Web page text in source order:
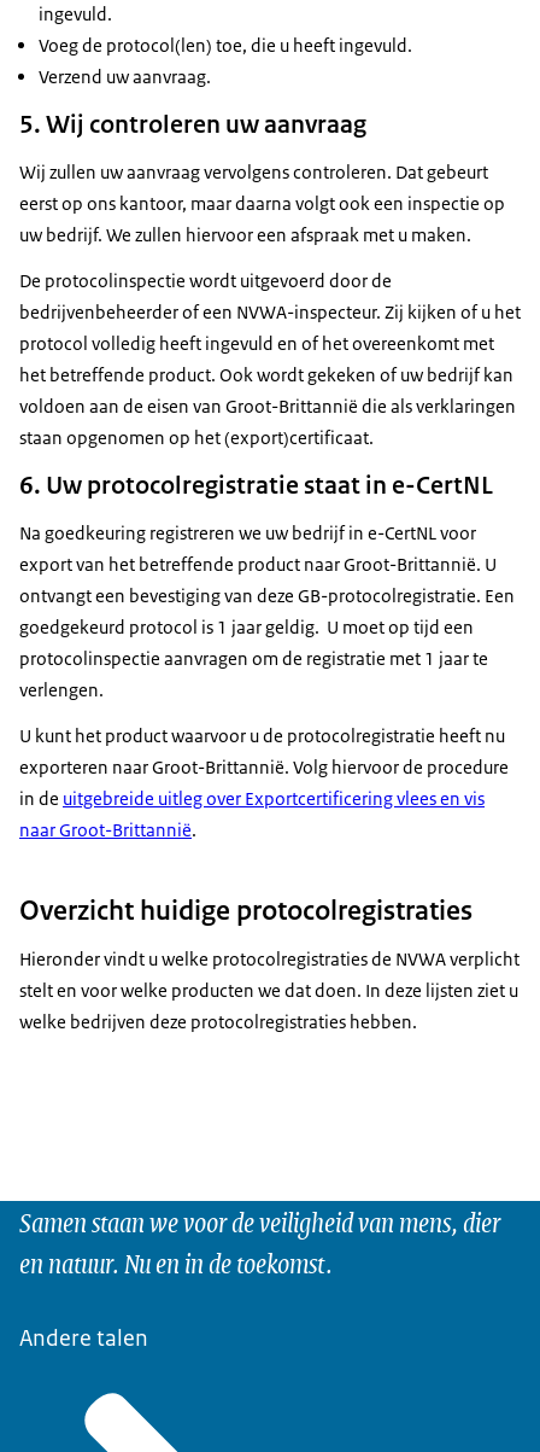
ingevuld.
Voeg de protocol(len) toe, die u heeft ingevuld.
Verzend uw aanvraag.
5. Wij controleren uw aanvraag
Wij zullen uw aanvraag vervolgens controleren. Dat gebeurt
eerst op ons kantoor, maar daarna volgt ook een inspectie op
uw bedrijf. We zullen hiervoor een afspraak met u maken.
De protocolinspectie wordt uitgevoerd door de
bedrijvenbeheerder of een NVWA-inspecteur. Zij kijken of u het
protocol volledig heeft ingevuld en of het overeenkomt met
het betreffende product. Ook wordt gekeken of uw bedrijf kan
voldoen aan de eisen van Groot-Brittannië die als verklaringen
staan opgenomen op het (export)certificaat.
6. Uw protocolregistratie staat in e-CertNL
Na goedkeuring registreren we uw bedrijf in e-CertNL voor
export van het betreffende product naar Groot-Brittannië. U
ontvangt een bevestiging van deze GB-protocolregistratie. Een
goedgekeurd protocol is 1 jaar geldig. U moet op tijd een
protocolinspectie aanvragen om de registratie met 1 jaar te
verlengen.
U kunt het product waarvoor u de protocolregistratie heeft nu
exporteren naar Groot-Brittannië. Volg hiervoor de procedure
in de uitgebreide uitleg over Exportcertificering vlees en vis
naar Groot-Brittannië.
Overzicht huidige protocolregistraties
Hieronder vindt u welke protocolregistraties de NVWA verplicht
stelt en voor welke producten we dat doen. In deze lijsten ziet u
welke bedrijven deze protocolregistraties hebben.
Samen staan we voor de veiligheid van mens, dier
en natuur. Nu en in de toekomst.
Andere talen